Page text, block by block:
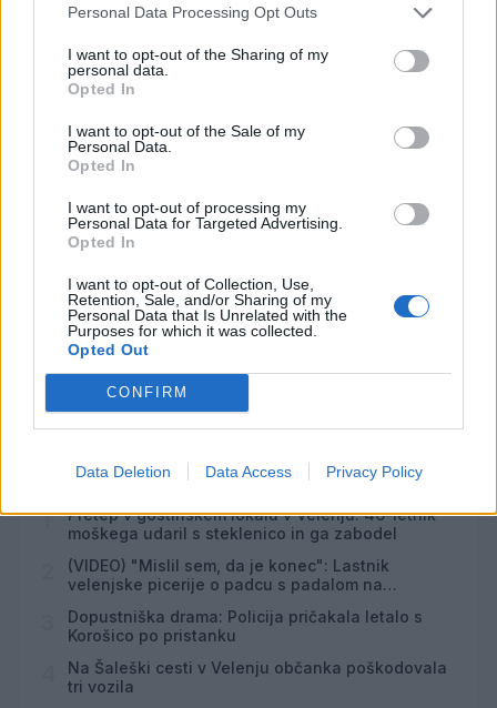
Personal Data Processing Opt Outs
I want to opt-out of the Sharing of my
personal data.
Opted In
I want to opt-out of the Sale of my
Personal Data.
Opted In
I want to opt-out of processing my
Personal Data for Targeted Advertising.
Opted In
I want to opt-out of Collection, Use,
Retention, Sale, and/or Sharing of my
Personal Data that Is Unrelated with the
Purposes for which it was collected.
Opted Out
CONFIRM
Data Deletion Data Access Privacy Policy
Failed to fetch
Prihajajoči dogodki
AVG
Srečanje članov Gobarskega društva Marauh
18:00
AVG
Aktivne poletne počitnice z ustvarjalci Studia
08:00
AVG Moč branja: Beremo pod krošnjami
AVG
7
Pesem kita grbavca
18:00
Vsi dogodki →
Najbolj brano
1
Pretep v gostinskem lokalu v Velenju: 46-letnik
moškega udaril s steklenico in ga zabodel
(VIDEO) "Mislil sem, da je konec": Lastnik
velenjske picerije o padcu s padalom na
Dopustniška drama: Policija pričakala letalo s
Korošico po pristanku
Na Šaleški cesti v Velenju občanka poškodovala
tri vozila